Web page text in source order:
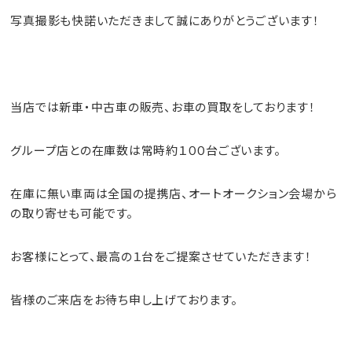
写真撮影も快諾いただきまして誠にありがとうございます！
当店では新車・中古車の販売、お車の買取をしております！
グループ店との在庫数は常時約１００台ございます。
在庫に無い車両は全国の提携店、オートオークション会場から
の取り寄せも可能です。
お客様にとって、最高の１台をご提案させていただきます！
皆様のご来店をお待ち申し上げております。